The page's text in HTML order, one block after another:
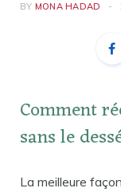
BY MONA HADAD
Comment
sans le
La meilleure